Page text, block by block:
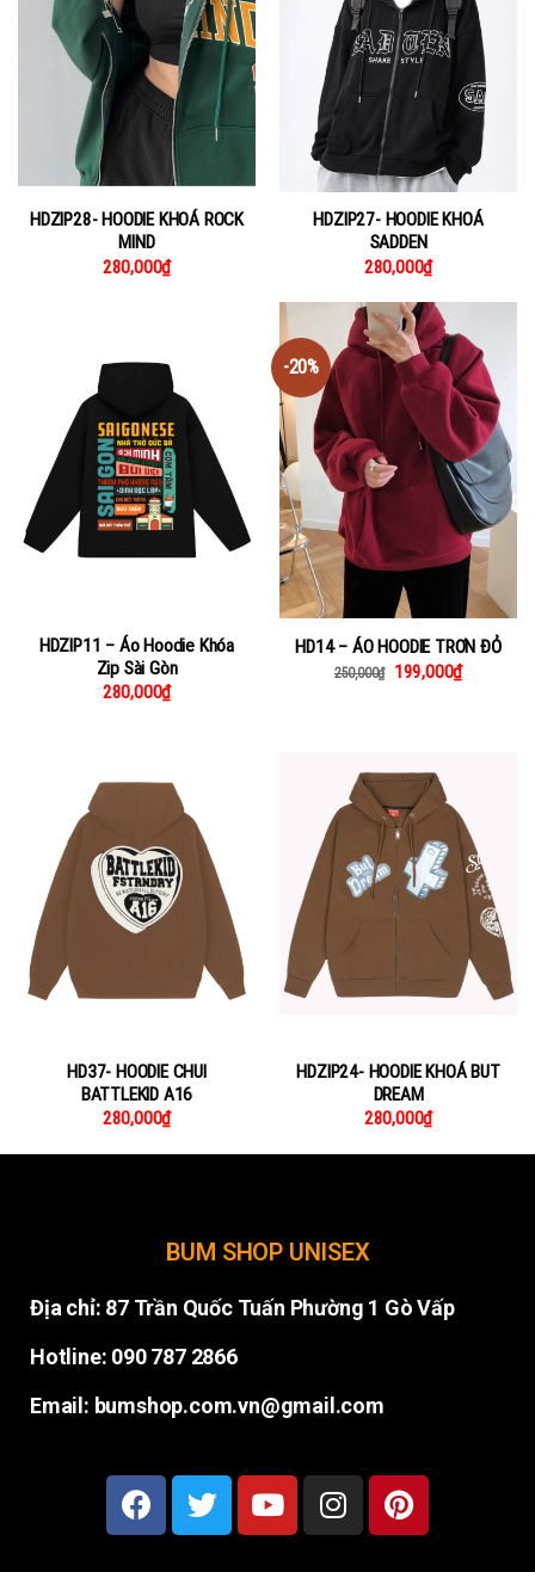
HDZIP28- HOODIE KHOÁ ROCK
MIND
280,000₫
HDZIP27- HOODIE KHOÁ
SADDEN
280,000₫
HDZIP11 – Áo Hoodie Khóa
Zip Sài Gòn
280,000₫
-20%
HD14 – ÁO HOODIE TRƠN ĐỎ
250,000₫ 199,000₫
HD37- HOODIE CHUI
BATTLEKID A16
280,000₫
HDZIP24- HOODIE KHOÁ BUT
DREAM
280,000₫
BUM SHOP UNISEX
Địa chỉ: 87 Trần Quốc Tuấn Phường 1 Gò Vấp
Hotline: 090 787 2866
Email: bumshop.com.vn@gmail.com